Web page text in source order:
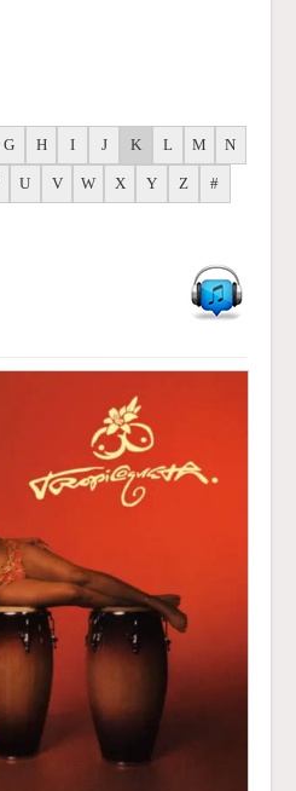
G H I J K L M N
U V W X Y Z #